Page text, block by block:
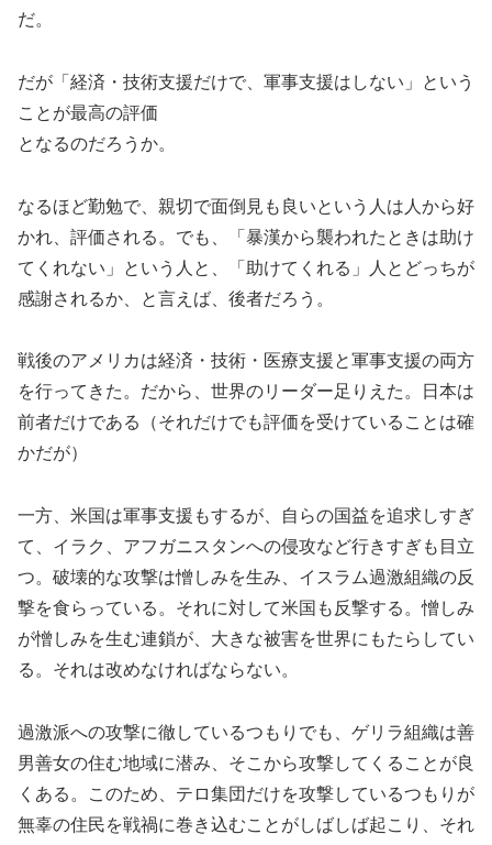
だ。
だが「経済・技術支援だけで、軍事支援はしない」という
ことが最高の評価
となるのだろうか。
なるほど勤勉で、親切で面倒見も良いという人は人から好
かれ、評価される。でも、「暴漢から襲われたときは助け
てくれない」という人と、「助けてくれる」人とどっちが
感謝されるか、と言えば、後者だろう。
戦後のアメリカは経済・技術・医療支援と軍事支援の両方
を行ってきた。だから、世界のリーダー足りえた。日本は
前者だけである（それだけでも評価を受けていることは確
かだが）
一方、米国は軍事支援もするが、自らの国益を追求しすぎ
て、イラク、アフガニスタンへの侵攻など行きすぎも目立
つ。破壊的な攻撃は憎しみを生み、イスラム過激組織の反
撃を食らっている。それに対して米国も反撃する。憎しみ
が憎しみを生む連鎖が、大きな被害を世界にもたらしてい
る。それは改めなければならない。
過激派への攻撃に徹しているつもりでも、ゲリラ組織は善
男善女の住む地域に潜み、そこから攻撃してくることが良
くある。このため、テロ集団だけを攻撃しているつもりが
無辜の住民を戦禍に巻き込むことがしばしば起こり、それ